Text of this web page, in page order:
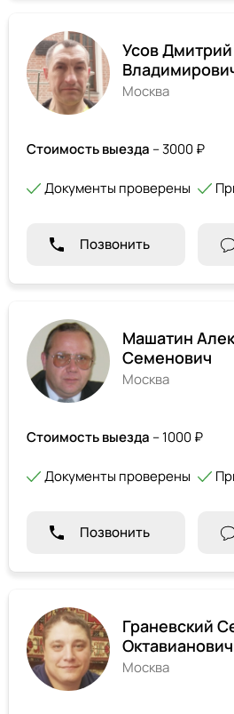
Усов Дмитрий
Москва
Стоимость выезда – 3000 ₽
Документы проверены
Позвонить
Машатин
Семенович
Москва
Стоимость выезда – 1000 ₽
Документы проверены
Позвонить
Граневский
Октавианович
Москва